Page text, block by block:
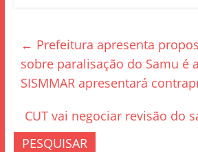
b
o
o
k
← Prefeitura apresenta
sobre paralisação do Samu é
SISMMAR apresentará
CUT vai negociar revisão do
PESQUISAR